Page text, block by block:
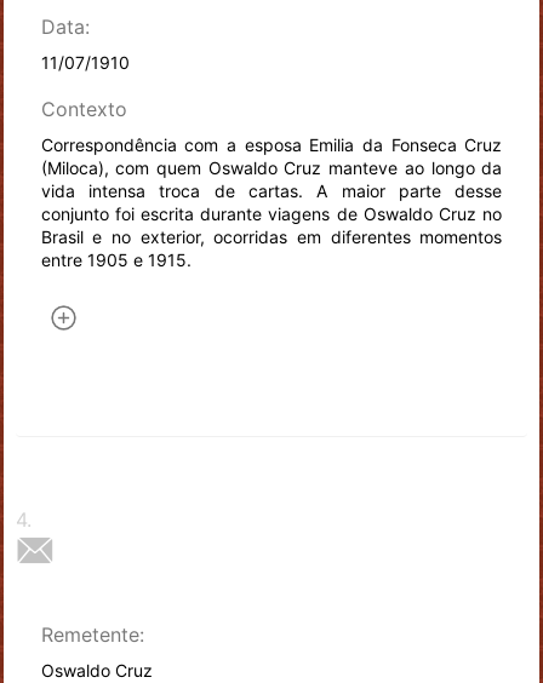
Data:
11/07/1910
Contexto
Correspondência com a esposa Emilia da Fonseca Cruz
(Miloca), com quem Oswaldo Cruz manteve ao longo da
vida intensa troca de cartas. A maior parte desse
conjunto foi escrita durante viagens de Oswaldo Cruz no
Brasil e no exterior, ocorridas em diferentes momentos
entre 1905 e 1915.
4.
Remetente:
Oswaldo Cruz